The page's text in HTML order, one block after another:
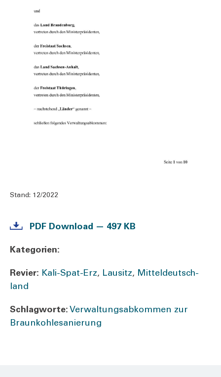
Stand: 12/2022
PDF Down­load — 497 KB
Kate­go­rien:
Revier: Kali-Spat-Erz, Lau­sitz, Mit­tel­deutsch­
land
Schlag­wor­te: Ver­wal­tungs­ab­kom­men zur
Braun­koh­le­sa­nie­rung